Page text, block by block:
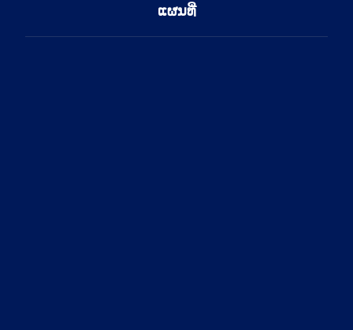
ແຜນທີ່